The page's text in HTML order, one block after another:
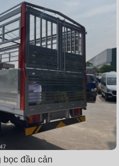
bọc đầu cản